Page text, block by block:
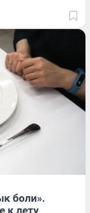
боли».
к лету